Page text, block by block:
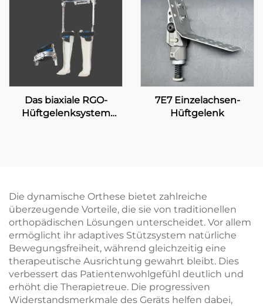
Das biaxiale RGO-
Hüftgelenksystem
7E7 Einzelachsen-
Hüftgelenk
Die dynamische Orthese bietet zahlreiche
überzeugende Vorteile, die sie von traditionellen
orthopädischen Lösungen unterscheidet. Vor allem
ermöglicht ihr adaptives Stützsystem natürliche
Bewegungsfreiheit, während gleichzeitig eine
therapeutische Ausrichtung gewahrt bleibt. Dies
verbessert das Patientenwohlgefühl deutlich und
erhöht die Therapietreue. Die progressiven
Widerstandsmerkmale des Geräts helfen dabei,